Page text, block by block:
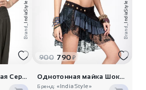
Brand_
IndiaStyle
Маечка однотонная Серая ночь
Brand_
IndiaStyle
900 790 ₽
Однотонная майка Шоколад
Бренд: «IndiaStyle»